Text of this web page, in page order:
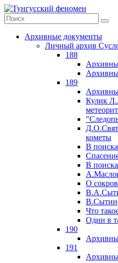
Архивные документы
Личный архив
188
189
Кулик
метеорит
кометы
В
В
О
В.Сытин,
Что
Один в
190
191